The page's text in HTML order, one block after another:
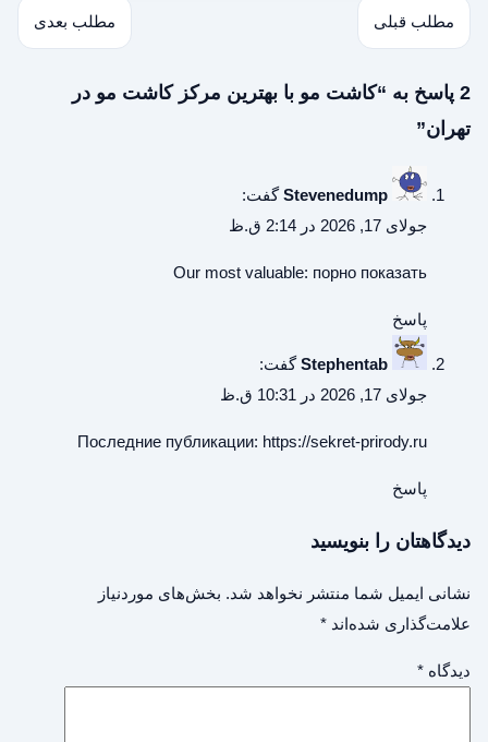
مطلب قبلی مطلب بعدی
2 پاسخ به “کاشت مو با بهترین مرکز کاشت مو در
تهران”
Stevenedump گفت:
جولای 17, 2026 در 2:14 ق.ظ
Our most valuable: порно показать
پاسخ
Stephentab گفت:
جولای 17, 2026 در 10:31 ق.ظ
Последние публикации: https://sekret-prirody.ru
پاسخ
دیدگاهتان را بنویسید
نشانی ایمیل شما منتشر نخواهد شد. بخش‌های موردنیاز
علامت‌گذاری شده‌اند *
دیدگاه *